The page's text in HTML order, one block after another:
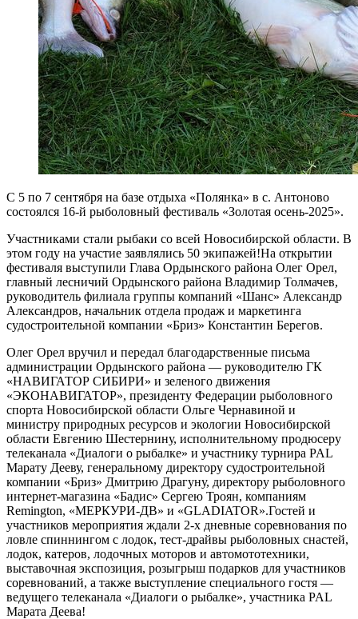
С 5 по 7 сентября на базе отдыха «Полянка» в с. Антоново
состоялся 16-й рыболовный фестиваль «Золотая осень-2025».
Участниками стали рыбаки со всей Новосибирской области. В
этом году на участие заявлялись 50 экипажей!На открытии
фестиваля выступили Глава Ордынского района Олег Орел,
главный лесничий Ордынского района Владимир Толмачев,
руководитель филиала группы компаний «Шанс» Александр
Александров, начальник отдела продаж и маркетинга
судостроительной компании «Бриз» Константин Берегов.
Олег Орел вручил и передал благодарственные письма
администрации Ордынского района — руководителю ГК
«НАВИГАТОР СИБИРИ» и зеленого движения
«ЭКОНАВИГАТОР», президенту Федерации рыболовного
спорта Новосибирской области Ольге Чернавиной и
министру природных ресурсов и экологии Новосибирской
области Евгению Шестернину, исполнительному продюсеру
телеканала «Диалоги о рыбалке» и участнику турнира PAL
Марату Дееву, генеральному директору судостроительной
компании «Бриз» Дмитрию Драгуну, директору рыболовного
интернет-магазина «Бадис» Сергею Троян, компаниям
Remington, «МЕРКУРИ-ДВ» и «GLADIATOR».Гостей и
участников мероприятия ждали 2-х дневные соревнования по
ловле спиннингом с лодок, тест-драйвы рыболовных снастей,
лодок, катеров, лодочных моторов и автомототехники,
выставочная экспозиция, розыгрыш подарков для участников
соревнований, а также выступление специального гостя —
ведущего телеканала «Диалоги о рыбалке», участника PAL
Марата Деева!